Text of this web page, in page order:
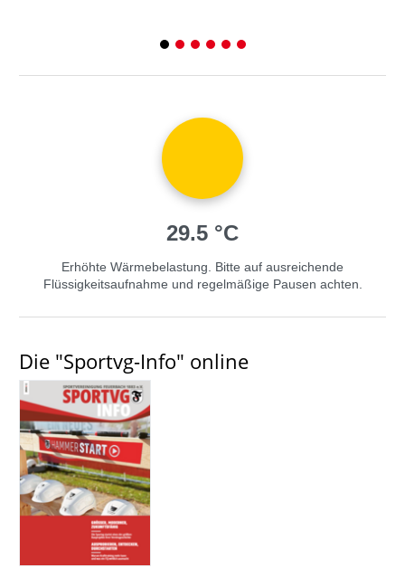
1 2 3 4 5 6
29.5 °C
Erhöhte Wärmebelastung. Bitte auf ausreichende
Flüssigkeitsaufnahme und regelmäßige Pausen achten.
Die "Sportvg-Info" online